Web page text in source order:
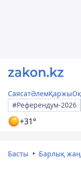
СаясатӘлемҚаржы
#Референдум-2026
+31°
Басты Барлық